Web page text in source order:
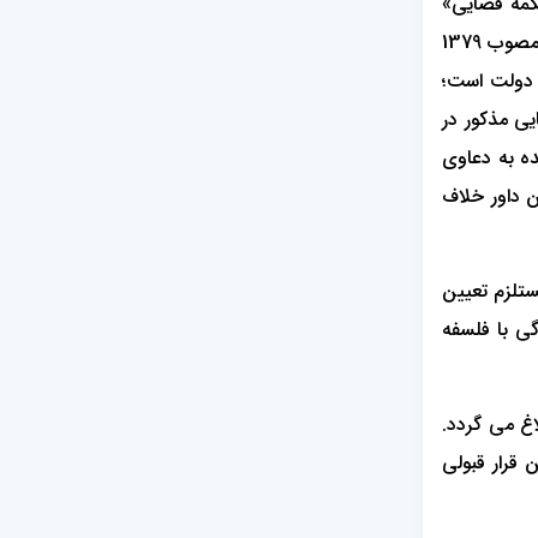
نمی‌باشند؛ بنابراین اعضاء و کارکنان شورای حل اختلاف از شمول ماده 470 قانون آیین دادرسی دادگاه‌های عمومی و انقلاب در امور مدنی مصوب 1379
کارمندان دولت است؛
مذکور در
رسیدگی‌کننده به دعاوی
داور خلاف
تعیین
با فلسفه
می گردد.
قرار قبولی